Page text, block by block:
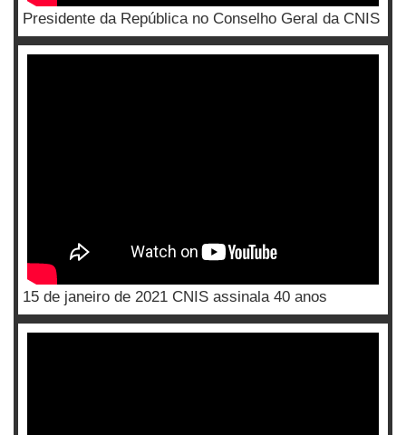
Presidente da República no Conselho Geral da CNIS
15 de janeiro de 2021 CNIS assinala 40 anos